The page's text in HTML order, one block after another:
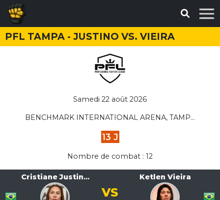
PFL TAMPA - JUSTINO VS. VIEIRA
Samedi 22 août 2026
BENCHMARK INTERNATIONAL ARENA, TAMP...
13 J
Nombre de combat : 12
Cristiane Justin... Ketlen Vieira
VS